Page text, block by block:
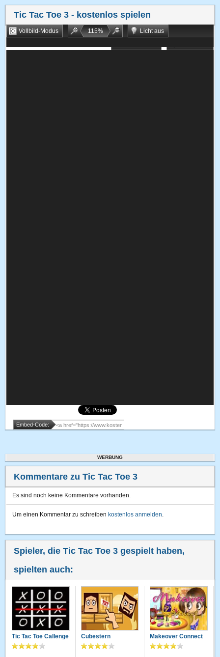
Tic Tac Toe 3 - kostenlos spielen
Vollbild-Modus 115%
Licht aus
Embed-Code:
WERBUNG
Kommentare zu Tic Tac Toe 3
Es sind noch keine Kommentare vorhanden.
Um einen Kommentar zu schreiben kostenlos anmelden.
Spieler, die Tic Tac Toe 3 gespielt haben,
spielten auch:
Tic Tac Toe Callenge Cubestern Makeover Connect